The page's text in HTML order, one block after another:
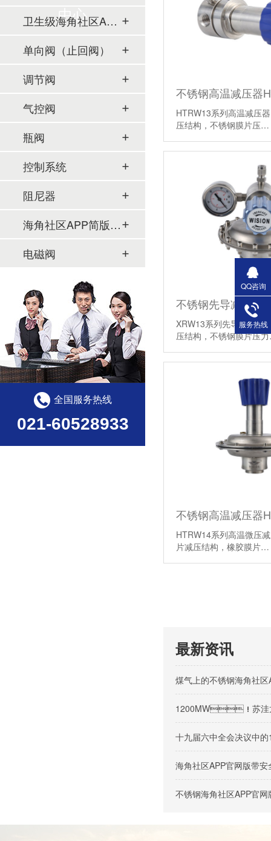
不锈钢高温减压器
HTRW13系列高温减压器
压结构，不锈钢膜片压…
不锈钢先导减压器
XRW13系列先导减压器
压结构，不锈钢膜片压
不锈钢高温减压器
HTRW14系列高温微压减
片减压结构，橡胶膜片…
最新资讯
煤气上的不锈钢海角社
1200MW！苏洼龙水
十九届六中全会决议中
海角社区APP官网版带
不锈钢海角社区APP官
中心
卫生级海角社区APP简版下载
单向阀（止回阀）
调节阀
气控阀
瓶阀
控制系统
阻尼器
海角社区APP简版下载及管件
电磁阀
全国服务热线
021-60528933
QQ咨询
服务热线